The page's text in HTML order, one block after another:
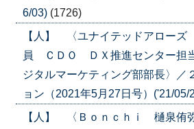
6/03) (1726)
【人】 〈ユナイテッドアロー
員 ＣＤＯ ＤＸ推進センター
ジタルマーケティング部部長〉／
ョン（2021年5月27日号）('21/05/
【人】 〈Ｂｏｎｃｈｉ 樋泉侑